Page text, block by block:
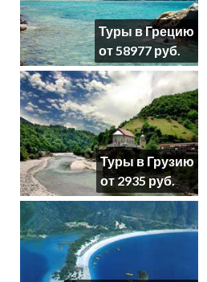
Туры в Грецию
от 58977 руб.
Туры в Грузию
от 2935 руб.